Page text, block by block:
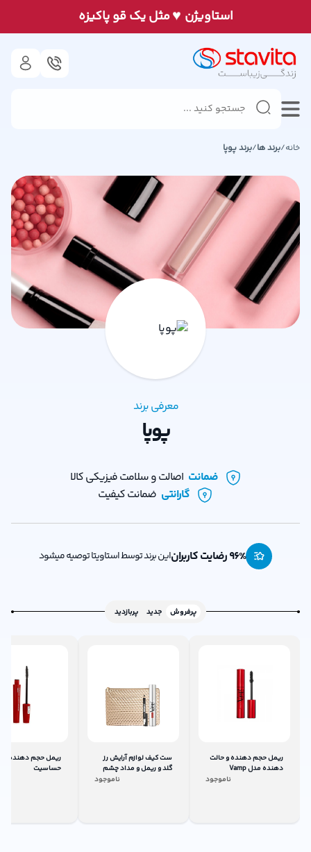
استاويژن ♥مثل يک قو پاكيزه
خانه/برند ها/برندپوپا
معرفی برند
پوپا
ضمانت اصالت و سلامت فیزیکی کالا
گارانتی ضمانت کیفیت
96% رضایت کاربران این برند توسط استاویتا توصیه میشود
پرفروش جدید پربازدید
ریمل حجم دهنده و حالت
دهنده مدل Vamp
ناموجود
ست کیف لوازم آرایش رز
گلد و ریمل و مداد چشم
ناموجود
ریمل حجم دهنده
حساسیت